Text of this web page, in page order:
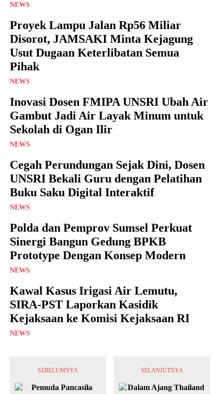
NEWS
Proyek Lampu Jalan Rp56 Miliar
Disorot, JAMSAKI Minta Kejagung
Usut Dugaan Keterlibatan Semua
Pihak
NEWS
Inovasi Dosen FMIPA UNSRI Ubah Air
Gambut Jadi Air Layak Minum untuk
Sekolah di Ogan Ilir
NEWS
Cegah Perundungan Sejak Dini, Dosen
UNSRI Bekali Guru dengan Pelatihan
Buku Saku Digital Interaktif
NEWS
Polda dan Pemprov Sumsel Perkuat
Sinergi Bangun Gedung BPKB
Prototype Dengan Konsep Modern
NEWS
Kawal Kasus Irigasi Air Lemutu,
SIRA-PST Laporkan Kasidik
Kejaksaan ke Komisi Kejaksaan RI
NEWS
SEBELUMNYA SELANJUTNYA